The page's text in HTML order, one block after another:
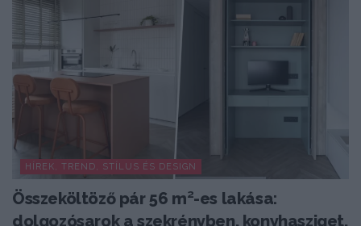
HÍREK, TREND, STÍLUS ÉS DESIGN
Összeköltöző pár 56 m²-es lakása:
dolgozósarok a szekrényben, konyhasziget,